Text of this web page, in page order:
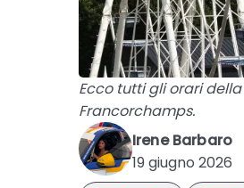
Ecco tutti gli orari
Francorchamps.
Irene Barbaro
19 giugno 2026